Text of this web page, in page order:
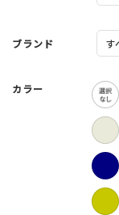
ブランド
カラー